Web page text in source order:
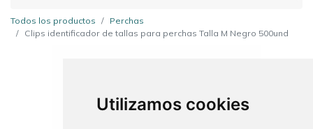
Utilizamos cookies
Todos los productos
Perchas
Clips identificador de tallas para perchas Talla M Negro 500und